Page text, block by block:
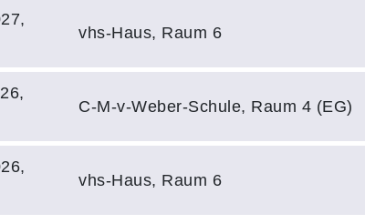
vhs-Haus, Raum 6
C-M-v-Weber-Schule, Raum 4 (EG)
vhs-Haus, Raum 6